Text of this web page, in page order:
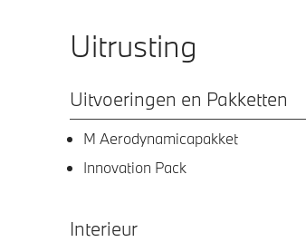
Uitrusting
Uitvoeringen en Pakketten
M Aerodynamicapakket
Innovation Pack
Interieur